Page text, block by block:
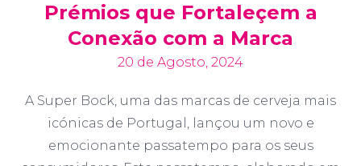
Prémios que Fortaleçem a
Conexão com a Marca
20 de Agosto, 2024
A Super Bock, uma das marcas de cerveja mais
icónicas de Portugal, lançou um novo e
emocionante passatempo para os seus